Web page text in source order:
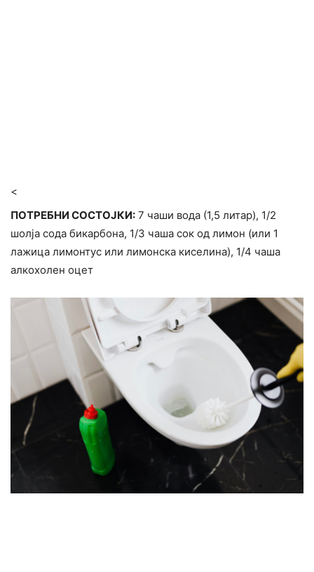
<
ПОТРЕБНИ СОСТОЈКИ: 7 чаши вода (1,5 литар), 1/2
шолја сода бикарбона, 1/3 чаша сок од лимон (или 1
лажица лимонтус или лимонска киселина), 1/4 чаша
алкохолен оцет